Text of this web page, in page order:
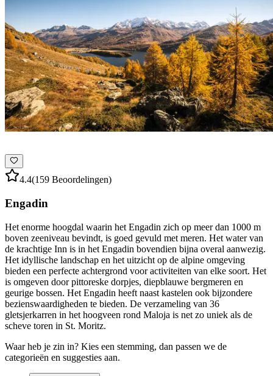
4.4(159 Beoordelingen)
Engadin
Het enorme hoogdal waarin het Engadin zich op meer dan 1000 m
boven zeeniveau bevindt, is goed gevuld met meren. Het water van
de krachtige Inn is in het Engadin bovendien bijna overal aanwezig.
Het idyllische landschap en het uitzicht op de alpine omgeving
bieden een perfecte achtergrond voor activiteiten van elke soort. Het
is omgeven door pittoreske dorpjes, diepblauwe bergmeren en
geurige bossen. Het Engadin heeft naast kastelen ook bijzondere
bezienswaardigheden te bieden. De verzameling van 36
gletsjerkarren in het hoogveen rond Maloja is net zo uniek als de
scheve toren in St. Moritz.
Waar heb je zin in? Kies een stemming, dan passen we de
categorieën en suggesties aan.